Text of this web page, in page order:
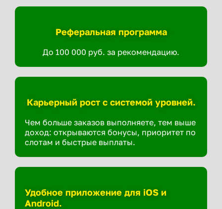
Реферальная программа
До 100 000 руб. за рекомендацию.
Карьерный рост с системой уровней.
Чем больше заказов выполняете, тем выше
доход: открываются бонусы, приоритет по
слотам и быстрые выплаты.
Удобное приложение для iOS и
Android.